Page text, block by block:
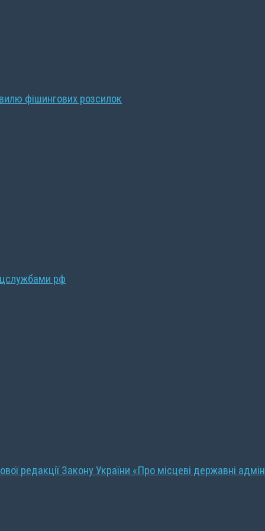
фішингових розсилок
рф
редакції Закону України «Про місцеві державні